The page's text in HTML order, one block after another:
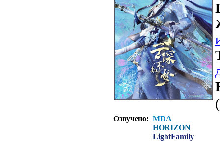
Озвучено: MDA
HORIZON
LightFamily